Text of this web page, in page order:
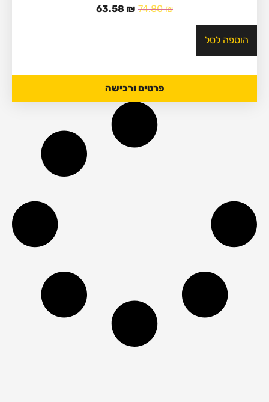
74.80₪
63.58 ₪
הוספה לסל
פרטים ורכישה